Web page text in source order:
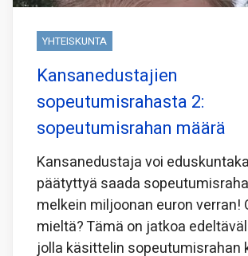
YHTEISKUNTA
Kansanedustajien
sopeutumisrahasta 2:
sopeutumisrahan määrä
Kansanedustaja voi
päätyttyä saada
melkein miljoonan euron verran!
mieltä? Tämä on jatkoa
jolla käsittelin sopeutumisrahan